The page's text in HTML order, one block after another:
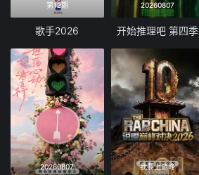
第12期
歌手2026
20260807
开始推理吧 第四季
20260807 我要上巅峰